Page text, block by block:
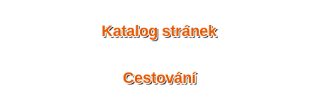
Katalog stránek
Cestování